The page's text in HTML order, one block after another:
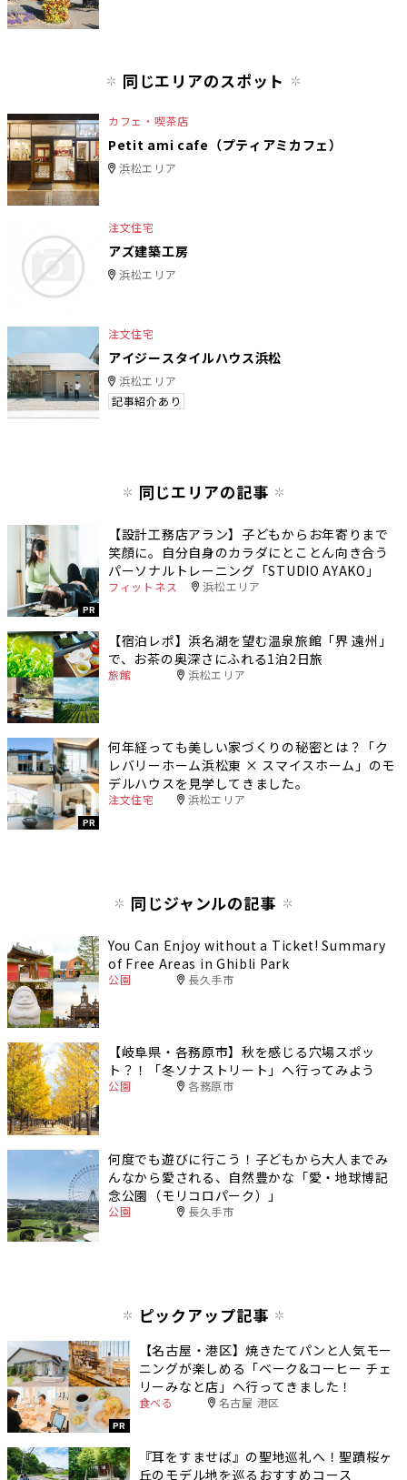
同じエリアのスポット
カフェ・喫茶店
Petit ami cafe（プティアミカフェ）
浜松エリア
注文住宅
アズ建築工房
浜松エリア
注文住宅
アイジースタイルハウス浜松
浜松エリア
記事紹介あり
同じエリアの記事
PR
【設計工務店アラン】子どもからお年寄りまで
笑顔に。自分自身のカラダにとことん向き合う
パーソナルトレーニング「STUDIO AYAKO」
フィットネス 浜松エリア
【宿泊レポ】浜名湖を望む温泉旅館「界 遠州」
で、お茶の奥深さにふれる1泊2日旅
旅館 浜松エリア
PR
何年経っても美しい家づくりの秘密とは？「ク
レバリーホーム浜松東 × スマイスホーム」のモ
デルハウスを見学してきました。
注文住宅 浜松エリア
同じジャンルの記事
You Can Enjoy without a Ticket! Summary
of Free Areas in Ghibli Park
公園 長久手市
【岐阜県・各務原市】秋を感じる穴場スポッ
ト？！「冬ソナストリート」へ行ってみよう
公園 各務原市
何度でも遊びに行こう！子どもから大人までみ
んなから愛される、自然豊かな「愛・地球博記
念公園（モリコロパーク）」
公園 長久手市
ピックアップ記事
PR
【名古屋・港区】焼きたてパンと人気モー
ニングが楽しめる「ベーク&コーヒー チェ
リーみなと店」へ行ってきました！
食べる 名古屋 港区
『耳をすませば』の聖地巡礼へ！聖蹟桜ヶ
丘のモデル地を巡るおすすめコース